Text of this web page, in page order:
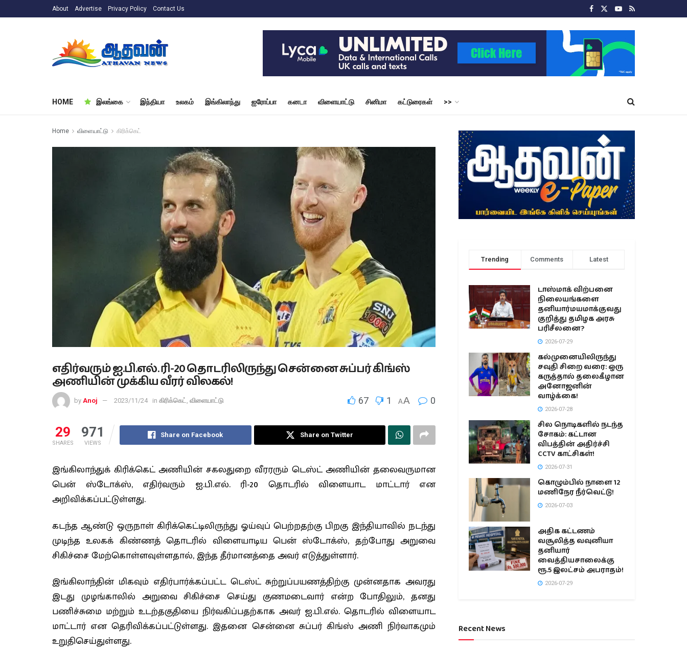
About Advertise Privacy Policy Contact Us
HOME இலங்கை இந்தியா உலகம் இங்கிலாந்து ஐரோப்பா கனடா விளையாட்டு சினிமா கட்டுரைகள் >>
Home விளையாட்டு கிரிக்கெட்
எதிர்வரும் ஐ.பி.எல். ரி-20 தொடரிலிருந்து சென்னை சுப்பர் கிங்ஸ்
அணியின் முக்கிய வீரர் விலகல்!
by Anoj 2023/11/24 in கிரிக்கெட், விளையாட்டு 67 1 AA 0
29
SHARES
971
VIEWS
Share on Facebook Share on Twitter
இங்கிலாந்துக் கிரிக்கெட் அணியின் சகலதுறை வீரரரும் டெஸ்ட் அணியின் தலைவருமான
பென் ஸ்டோக்ஸ், எதிர்வரும் ஐ.பி.எல். ரி-20 தொடரில் விளையாட மாட்டார் என
அறிவிக்கப்பட்டுள்ளது.
கடந்த ஆண்டு ஒருநாள் கிரிக்கெட்டிலிருந்து ஓய்வுப் பெற்றதற்கு பிறகு இந்தியாவில் நடந்து
முடிந்த உலகக் கிண்ணத் தொடரில் விளையாடிய பென் ஸ்டோக்ஸ், தற்போது அறுவை
சிகிச்சை மேற்கொள்ளவுள்ளதால், இந்த தீர்மானத்தை அவர் எடுத்துள்ளார்.
இங்கிலாந்தின் மிகவும் எதிர்பார்க்கப்பட்ட டெஸ்ட் சுற்றுப்பயணத்திற்கு முன்னதாக அவரது
இடது முழங்காலில் அறுவை சிகிச்சை செய்து குணமடைவார் என்ற போதிலும், தனது
பணிச்சுமை மற்றும் உடற்தகுதியை நிர்வகிப்பதற்காக அவர் ஐ.பி.எல். தொடரில் விளையாட
மாட்டார் என தெரிவிக்கப்பட்டுள்ளது. இதனை சென்னை சுப்பர் கிங்ஸ் அணி நிர்வாகமும்
உறுதிசெய்துள்ளது.
Trending Comments Latest
டாஸ்மாக் விற்பனை
நிலையங்களை
தனியார்மயமாக்குவது
குறித்து தமிழக அரசு
பரிசீலனை?
2026-07-29
கல்முனையிலிருந்து
சவுதி சிறை வரை: ஒரு
கருத்தால் தலைகீழான
அனோஜனின்
வாழ்க்கை!
2026-07-28
சில நொடிகளில் நடந்த
சோகம்: கட்டான
விபத்தின் அதிர்ச்சி
CCTV காட்சிகள்!
2026-07-31
கொழும்பில் நாளை 12
மணிநேர நீர்வெட்டு!
2026-07-03
அதிக கட்டணம்
வசூலித்த வவுனியா
தனியார்
வைத்தியசாலைக்கு
ரூ.5 இலட்சம் அபராதம்!
2026-07-29
Recent News